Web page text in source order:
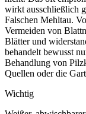
wirkt ausschließlich
Falschen Mehltau.
Vermeiden von
Blätter und
behandelt bewusst
Behandlung von
Quellen oder die
Wichtig